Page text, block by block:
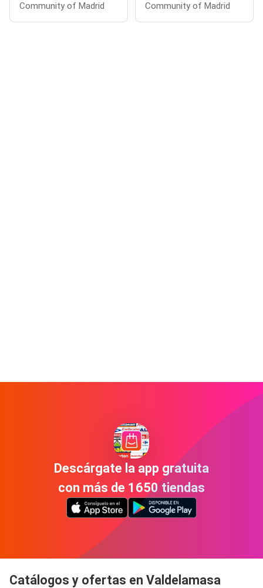
Community of Madrid Community of Madrid
Descárgate la app gratuita
con más de 1650 tiendas
Catálogos y ofertas en Valdelamasa